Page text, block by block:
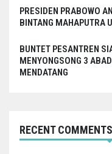
PRESIDEN PRABOWO
BINTANG MAHAPUTRA
BUNTET PESANTREN
MENYONGSONG 3
MENDATANG
RECENT COMMENTS